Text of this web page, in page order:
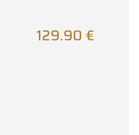
129.90 €